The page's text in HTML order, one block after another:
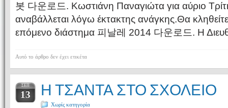
봇 다운로드. Κωστιάνη Παναγιώτα για αύριο
αναβάλλεται λόγω έκτακτης ανάγκης.Θα
επόμενο διάστημα 피날레 2014 다운로드. Η
Αυτό το άρθρο δεν έχει ετικέτα
ΣΕΠ
13 Η ΤΣΑΝΤΑ ΣΤΟ ΣΧΟΛΕΙΟ
Χωρίς κατηγορία